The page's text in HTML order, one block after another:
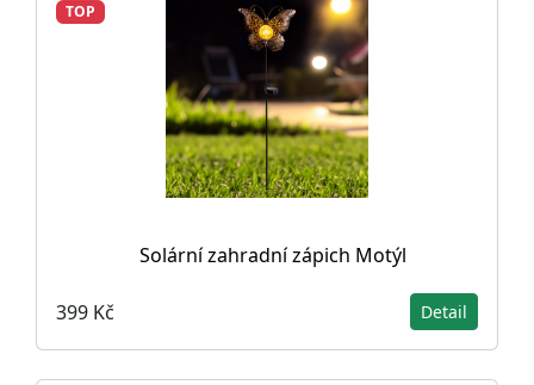
TOP
Solární zahradní zápich Motýl
399 Kč Detail